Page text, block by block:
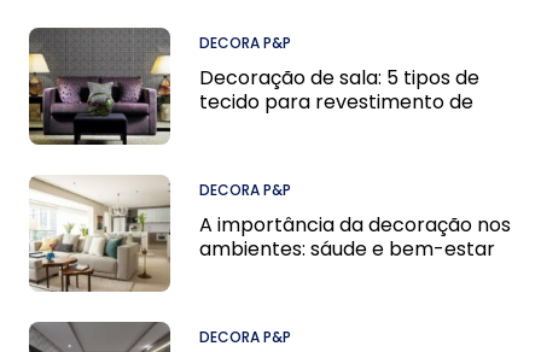
DECORA P&P
Decoração de sala: 5 tipos de
tecido para revestimento de
DECORA P&P
A importância da decoração nos
ambientes: sáude e bem-estar
DECORA P&P